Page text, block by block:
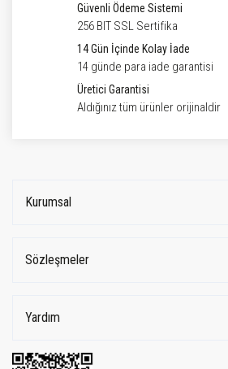
Güvenli Ödeme Sistemi
256 BIT SSL Sertifika
14 Gün İçinde Kolay İade
14 günde para iade garantisi
Üretici Garantisi
Aldığınız tüm ürünler orijinaldir
Kurumsal
Sözleşmeler
Yardım